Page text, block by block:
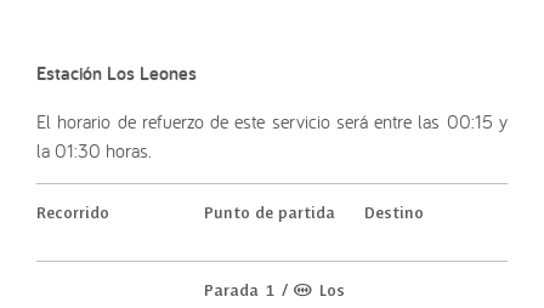
Estación Los Leones
El horario de refuerzo de este servicio será entre las 00:15 y
la 01:30 horas.
Recorrido Punto de partida Destino
Parada 1 / (M) Los